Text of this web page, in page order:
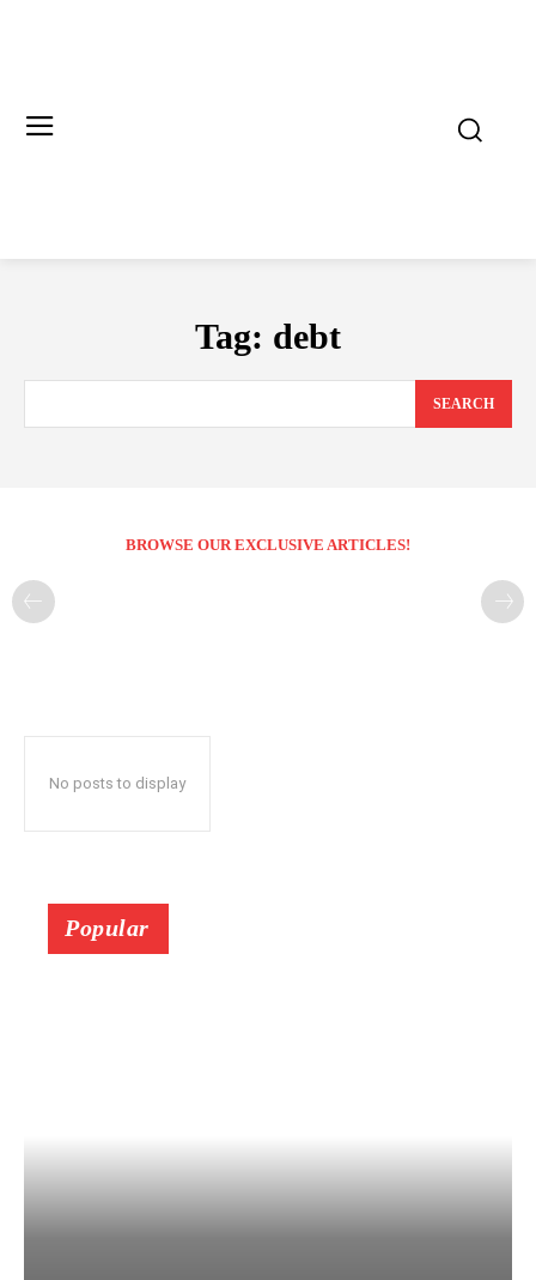
Tag: debt
SEARCH
BROWSE OUR EXCLUSIVE ARTICLES!
No posts to display
Popular